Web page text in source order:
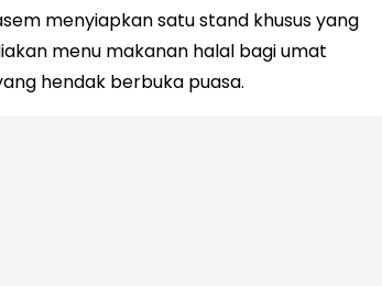
menyiapkan satu stand khusus yang
menu makanan halal bagi umat
hendak berbuka puasa.